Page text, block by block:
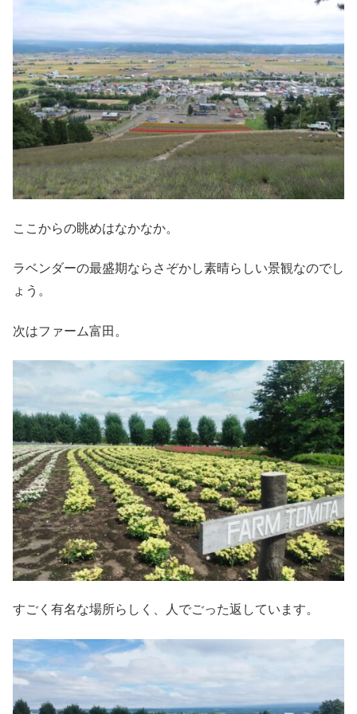
ここからの眺めはなかなか。
ラベンダーの最盛期ならさぞかし素晴らしい景観なのでし
ょう。
次はファーム富田。
すごく有名な場所らしく、人でごった返しています。